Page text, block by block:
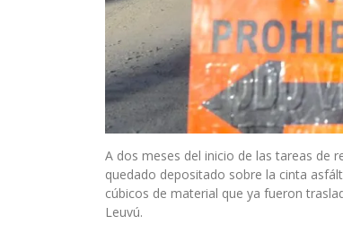
A dos meses del inicio de las tareas de
quedado depositado sobre la cinta
cúbicos de material que ya fueron
Leuvú.